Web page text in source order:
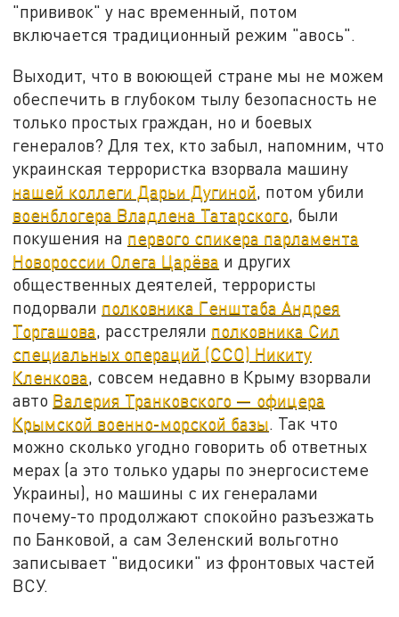
"прививок" у нас временный, потом
включается традиционный режим "авось".
Выходит, что в воюющей стране мы не можем
обеспечить в глубоком тылу безопасность не
только простых граждан, но и боевых
генералов? Для тех, кто забыл, напомним, что
украинская террористка взорвала машину
нашей коллеги Дарьи Дугиной, потом убили
военблогера Владлена Татарского, были
покушения на первого спикера парламента
Новороссии Олега Царёва и других
общественных деятелей, террористы
подорвали полковника Генштаба Андрея
Торгашова, расстреляли полковника Сил
специальных операций (ССО) Никиту
Кленкова, совсем недавно в Крыму взорвали
авто Валерия Транковского — офицера
Крымской военно-морской базы. Так что
можно сколько угодно говорить об ответных
мерах (а это только удары по энергосистеме
Украины), но машины с их генералами
почему-то продолжают спокойно разъезжать
по Банковой, а сам Зеленский вольготно
записывает "видосики" из фронтовых частей
ВСУ.